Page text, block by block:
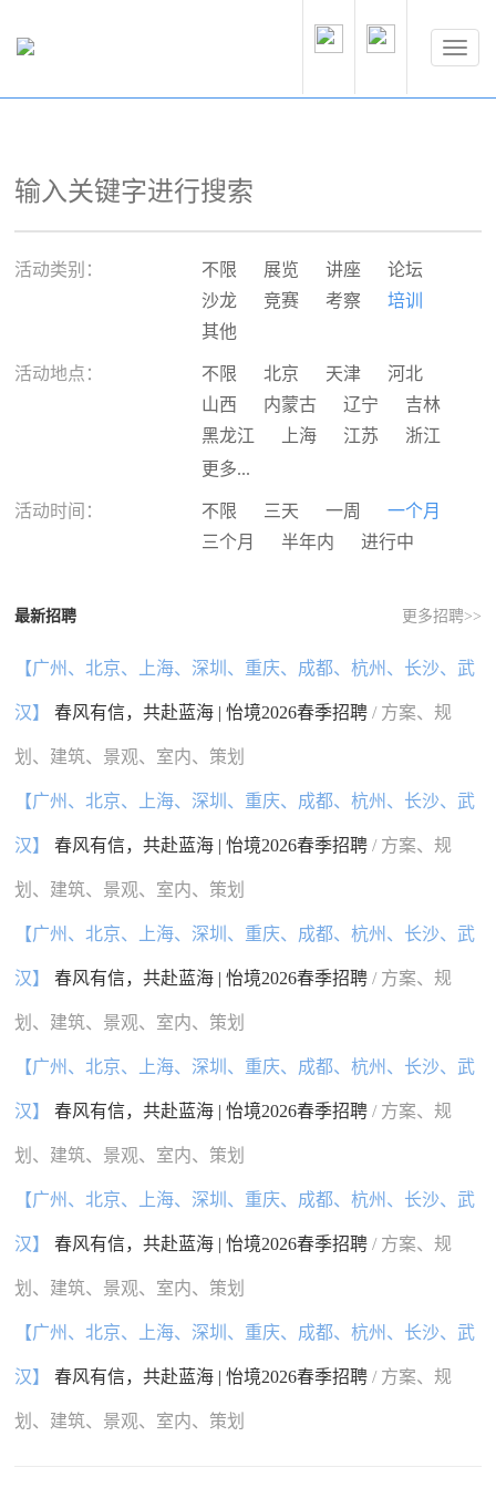
活动类别： 不限 展览 讲座
论坛
沙龙
竞赛 考察
培训
其他
活动地点： 不限 北京 天津
河北
山西
内蒙古 辽宁
吉林
黑龙江
上海 江苏
浙江
安徽
广东
广西
海南 重庆
四川
国外
更多...
活动时间： 不限 三天 一周
一个月
三个月
半年内 进行中
最新招聘 更多招聘>>
【广州、北京、上海、深圳、重庆、成都、杭州、长沙、武
汉】 春风有信，共赴蓝海 | 怡境2026春季招聘/ 方案、规
划、建筑、景观、室内、策划
【广州、北京、上海、深圳、重庆、成都、杭州、长沙、武
汉】 春风有信，共赴蓝海 | 怡境2026春季招聘/ 方案、规
划、建筑、景观、室内、策划
【广州、北京、上海、深圳、重庆、成都、杭州、长沙、武
汉】 春风有信，共赴蓝海 | 怡境2026春季招聘/ 方案、规
划、建筑、景观、室内、策划
【广州、北京、上海、深圳、重庆、成都、杭州、长沙、武
汉】 春风有信，共赴蓝海 | 怡境2026春季招聘/ 方案、规
划、建筑、景观、室内、策划
【广州、北京、上海、深圳、重庆、成都、杭州、长沙、武
汉】 春风有信，共赴蓝海 | 怡境2026春季招聘/ 方案、规
划、建筑、景观、室内、策划
【广州、北京、上海、深圳、重庆、成都、杭州、长沙、武
汉】 春风有信，共赴蓝海 | 怡境2026春季招聘/ 方案、规
划、建筑、景观、室内、策划